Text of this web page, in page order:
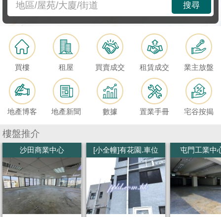
主
盤
宅
谷
按
揭
地
產
博
客
地
產
新
搜尋
買樓 租屋 買賣成交 租賃成交 業主放盤
地產博客 地產新聞 數據 置業手冊 宅谷按揭
樓盤推介
沙田商業中心 [小全幢]有花園.車位 屯門工業中